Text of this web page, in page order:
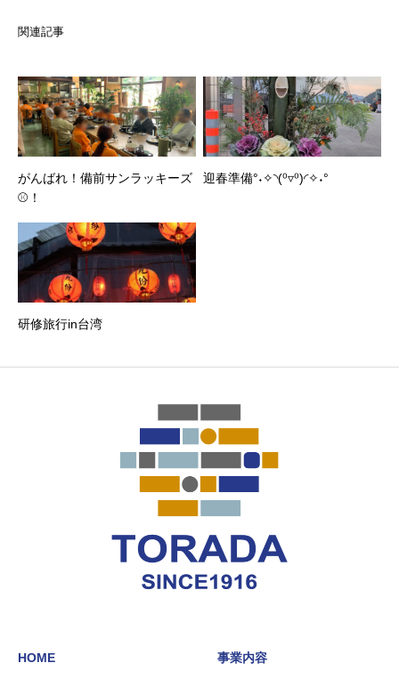
関連記事
がんばれ！備前サンラッキーズ
⚾！
迎春準備°˖✧◝(⁰▿⁰)◜✧˖°
研修旅行in台湾
HOME 事業内容